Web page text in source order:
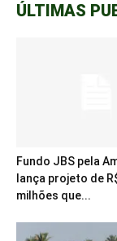
ÚLTIMAS
Fundo JBS pela
lança projeto de
milhões que...